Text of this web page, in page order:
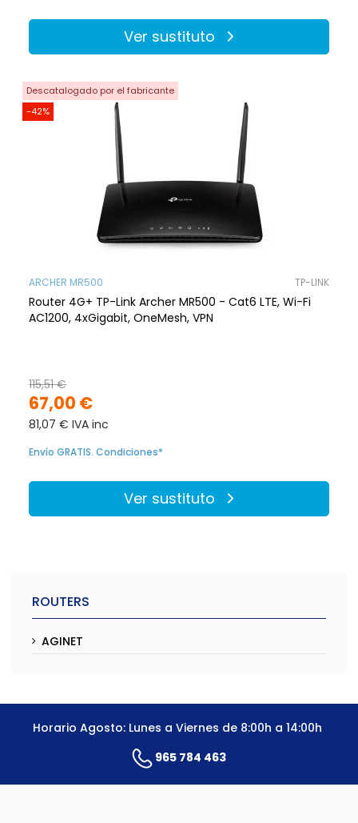
Ver sustituto
Descatalogado por el fabricante
-42%
ARCHER MR500 TP-LINK
Router 4G+ TP-Link Archer MR500 - Cat6 LTE, Wi-Fi
AC1200, 4xGigabit, OneMesh, VPN
67,00 €
115,51 €
81,07 € IVA inc
Envío GRATIS. Condiciones*
Ver sustituto
ROUTERS
AGINET
Horario Agosto: Lunes a Viernes de 8:00h a 14:00h
965 784 463